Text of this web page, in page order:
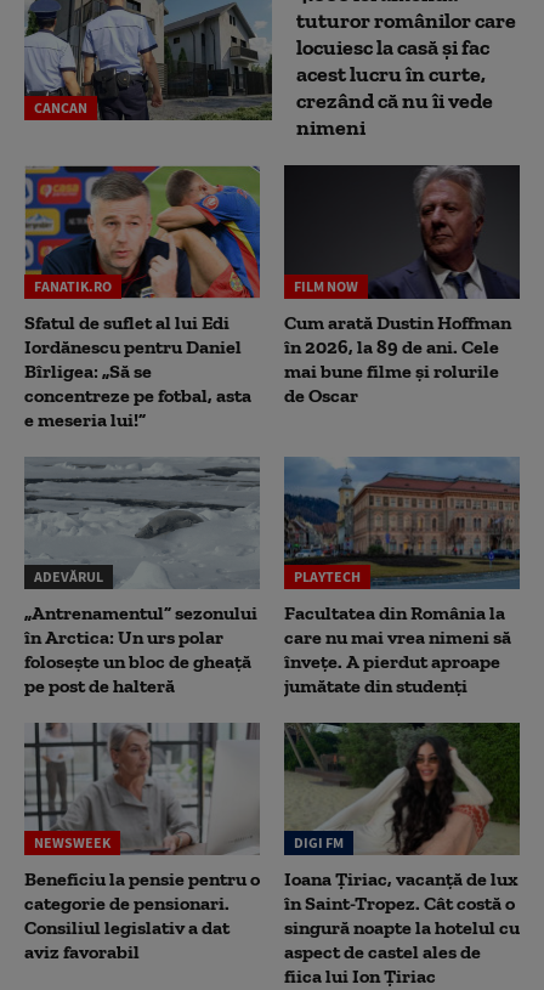
CANCAN
tuturor românilor care
locuiesc la casă și fac
acest lucru în curte,
crezând că nu îi vede
nimeni
FANATIK.RO
Sfatul de suflet al lui Edi
Iordănescu pentru Daniel
Bîrligea: „Să se
concentreze pe fotbal, asta
e meseria lui!”
FILM NOW
Cum arată Dustin Hoffman
în 2026, la 89 de ani. Cele
mai bune filme și rolurile
de Oscar
ADEVĂRUL
„Antrenamentul” sezonului
în Arctica: Un urs polar
folosește un bloc de gheață
pe post de halteră
PLAYTECH
Facultatea din România la
care nu mai vrea nimeni să
înveţe. A pierdut aproape
jumătate din studenţi
NEWSWEEK
Beneficiu la pensie pentru o
categorie de pensionari.
Consiliul legislativ a dat
aviz favorabil
DIGI FM
Ioana Țiriac, vacanță de lux
în Saint-Tropez. Cât costă o
singură noapte la hotelul cu
aspect de castel ales de
fiica lui Ion Țiriac